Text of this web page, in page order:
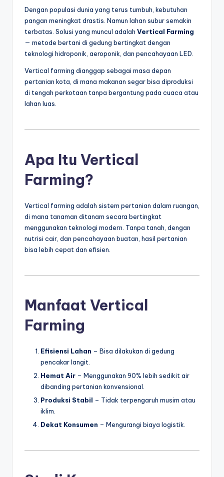
Dengan populasi dunia yang terus tumbuh, kebutuhan
pangan meningkat drastis. Namun lahan subur semakin
terbatas. Solusi yang muncul adalah Vertical Farming
— metode bertani di gedung bertingkat dengan
teknologi hidroponik, aeroponik, dan pencahayaan LED.
Vertical farming dianggap sebagai masa depan
pertanian kota, di mana makanan segar bisa diproduksi
di tengah perkotaan tanpa bergantung pada cuaca atau
lahan luas.
Apa Itu Vertical
Farming?
Vertical farming adalah sistem pertanian dalam ruangan,
di mana tanaman ditanam secara bertingkat
menggunakan teknologi modern. Tanpa tanah, dengan
nutrisi cair, dan pencahayaan buatan, hasil pertanian
bisa lebih cepat dan efisien.
Manfaat Vertical
Farming
Efisiensi Lahan – Bisa dilakukan di gedung
pencakar langit.
Hemat Air – Menggunakan 90% lebih sedikit air
dibanding pertanian konvensional.
Produksi Stabil – Tidak terpengaruh musim atau
iklim.
Dekat Konsumen – Mengurangi biaya logistik.